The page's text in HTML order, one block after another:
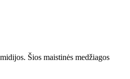
Šios maistinės medžiagos